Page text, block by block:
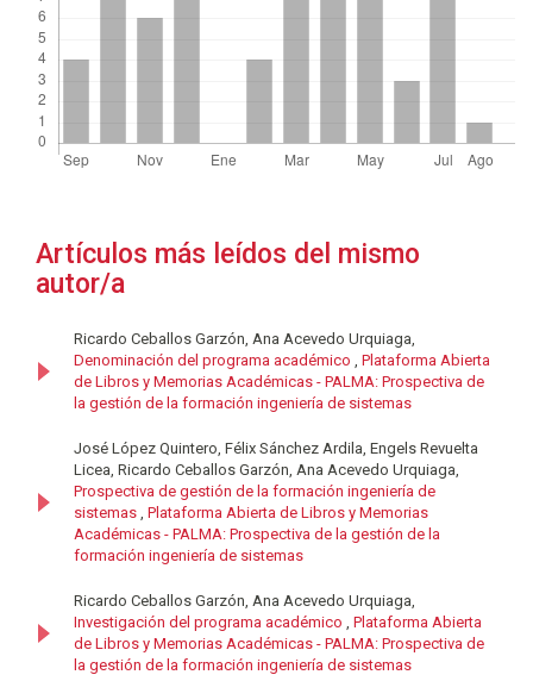
Artículos más leídos del mismo
autor/a
Ricardo Ceballos Garzón, Ana Acevedo Urquiaga,
Denominación del programa académico , Plataforma Abierta
de Libros y Memorias Académicas - PALMA: Prospectiva de
la gestión de la formación ingeniería de sistemas
José López Quintero, Félix Sánchez Ardila, Engels Revuelta
Licea, Ricardo Ceballos Garzón, Ana Acevedo Urquiaga,
Prospectiva de gestión de la formación ingeniería de
sistemas , Plataforma Abierta de Libros y Memorias
Académicas - PALMA: Prospectiva de la gestión de la
formación ingeniería de sistemas
Ricardo Ceballos Garzón, Ana Acevedo Urquiaga,
Investigación del programa académico , Plataforma Abierta
de Libros y Memorias Académicas - PALMA: Prospectiva de
la gestión de la formación ingeniería de sistemas